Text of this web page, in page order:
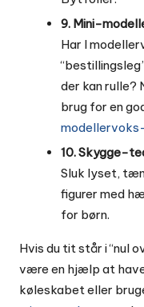
9. Mini-
Har I
der kan rulle?
brug for en
10. Skygge-
Sluk lyset,
figurer med
for børn.
Hvis du tit står i “nul
være en hjælp at
køleskabet eller